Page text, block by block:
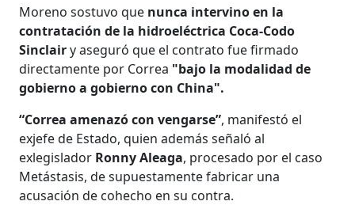
Moreno sostuvo que nunca intervino en la
contratación de la hidroeléctrica Coca-Codo
Sinclairy aseguró que el contrato fue firmado
directamente por Correa "bajo la modalidad de
gobierno a gobierno con China".
“Correa amenazó con vengarse”, manifestó el
exjefe de Estado, quien además señaló al
exlegislador Ronny Aleaga, procesado por el caso
Metástasis, de supuestamente fabricar una
acusación de cohecho en su contra.